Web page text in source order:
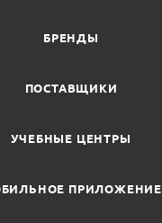
БРЕНДЫ
ПОСТАВЩИКИ
УЧЕБНЫЕ ЦЕНТРЫ
ПРИЛОЖЕНИЕ